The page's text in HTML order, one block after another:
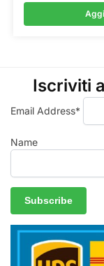
Iscriviti
Email Address*
Name